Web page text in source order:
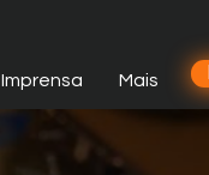
Imprensa Mais